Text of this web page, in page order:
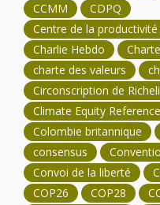
CCMM
CDPQ
Centre de la
Charlie Hebdo
charte des valeurs
Circonscription de
Climate Equity
Colombie britannique
consensus
Convoi de la liberté
COP26
COP28